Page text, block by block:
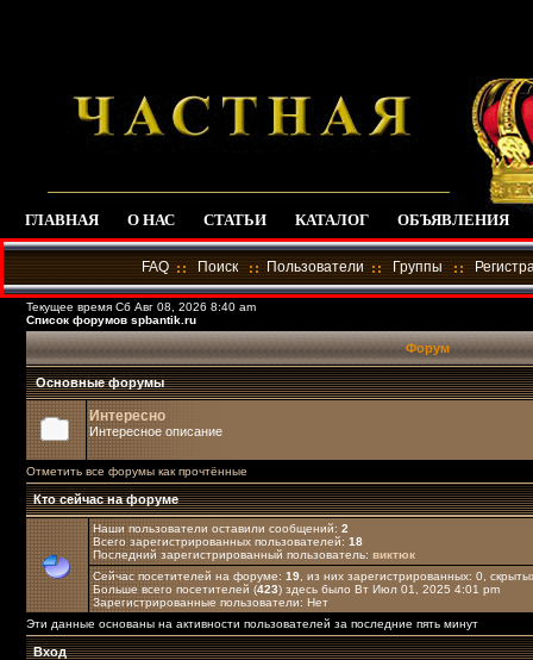
ГЛАВНАЯ О НАС СТАТЬИ КАТАЛОГ ОБЪЯВЛЕНИЯ
FAQ Поиск Пользователи Группы
Текущее время Сб Авг 08, 2026 8:40 am
Список форумов spbantik.ru
Форум
Основные форумы
Интересно
Интересное описание
Отметить все форумы как прочтённые
Кто сейчас на форуме
Наши пользователи оставили сообщений: 2
Всего зарегистрированных пользователей: 18
Последний зарегистрированный пользователь: виктюк
Сейчас посетителей на форуме: 19 , из них зарегистрированных: 0,
Больше всего посетителей (423) здесь было Вт Июл 01, 2025 4:01 pm
Зарегистрированные пользователи: Нет
Эти данные основаны на активности пользователей за последние пять минут
Вход